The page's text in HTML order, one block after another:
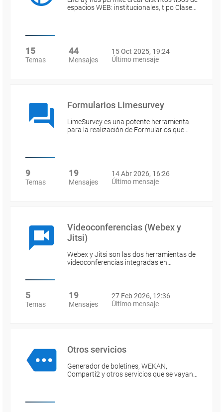
espacios WEB: institucionales, tipo Clase…
15
Temas
44
Mensajes
15 Oct 2025, 19:24
Último mensaje
Formularios Limesurvey
LimeSurvey es una potente herramienta
para la realización de Formularios que…
9
Temas
19
Mensajes
14 Abr 2026, 16:26
Último mensaje
Videoconferencias (Webex y
Jitsi)
Webex y Jitsi son las dos herramientas de
videoconferencias integradas en…
5
Temas
19
Mensajes
27 Feb 2026, 12:36
Último mensaje
Otros servicios
Generador de boletines, WEKAN,
Comparti2 y otros servicios que se vayan…